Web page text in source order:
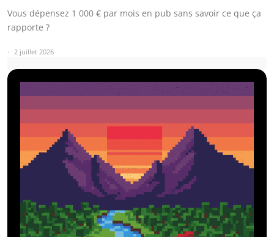
Vous dépensez 1 000 € par mois en pub sans savoir ce que ça
rapporte ?
2 juillet 2026